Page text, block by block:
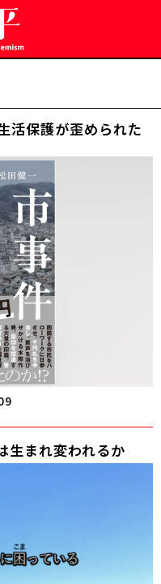
活保護が歪められた
まれ変われるか